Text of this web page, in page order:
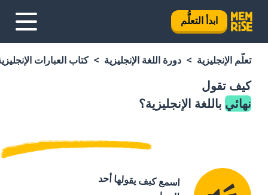
ابدأ التعلُّم
تعلَّم الإنجليزية دورة اللغة الإنجليزية كتاب العبارات
كيف تقول
نهائي باللغة الإنجليزية؟
اسمع كيف يقولها أحد